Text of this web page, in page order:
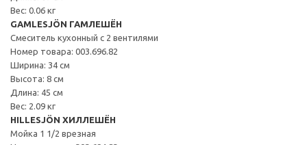
Вес: 0.06 кг
GAMLESJÖN ГАМЛЕШЁН
Смеситель кухонный с 2 вентилями
Номер товара: 003.696.82
Ширина: 34 см
Высота: 8 см
Длина: 45 см
Вес: 2.09 кг
HILLESJÖN ХИЛЛЕШЁН
Мойка 1 1/2 врезная